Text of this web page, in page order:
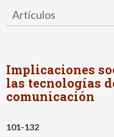
Artículos
Implicaciones
las tecnologías
comunicación
101-132